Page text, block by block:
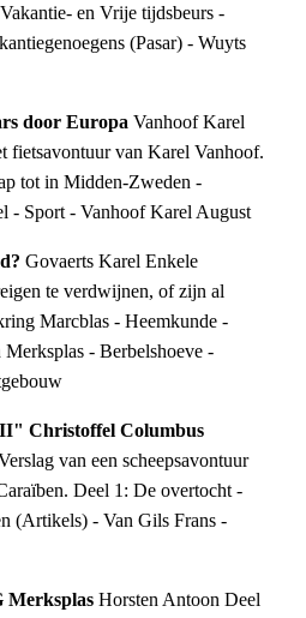
en Vrije tijdsbeurs -
(Pasar) - Wuyts
door Europa Vanhoof Karel
fietsavontuur van Karel Vanhoof.
tot in Midden-Zweden -
- Sport - Vanhoof Karel August
Govaerts Karel Enkele
te verdwijnen, of zijn al
Marcblas - Heemkunde -
- Berbelshoeve -
Christoffel Columbus
van een scheepsavontuur
Deel 1: De overtocht -
(Artikels) - Van Gils Frans -
Merksplas Horsten Antoon Deel